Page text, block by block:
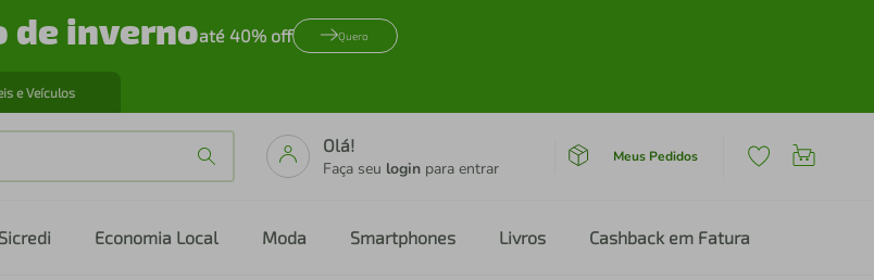
de invernoaté 40% off Quero
e Veículos
Olá!
Faça seu login para entrar
Meus Pedidos
Economia Local Moda Smartphones Livros Cashback em Fatura